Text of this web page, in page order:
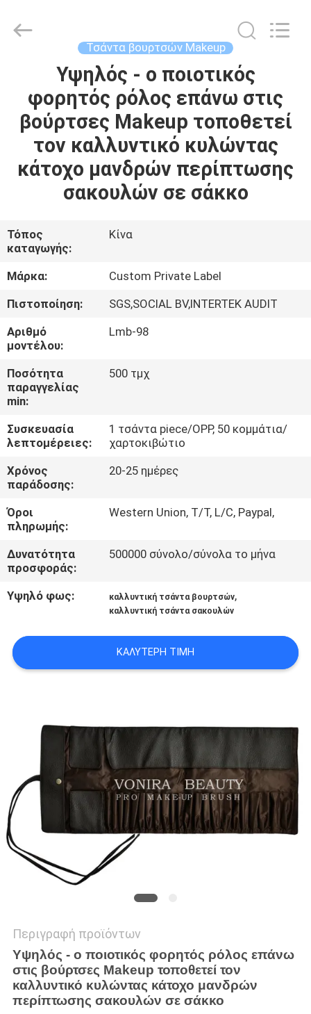
ΠΡΟΪΌΝΤΑ
ΠΕΡΊΠΟΥ
ΓΎΡΟΣ
ΕΡΓΟΣΤΑΣΊΩΝ
ΠΟΙΟΤΙΚΌΣ
ΈΛΕΓΧΟΣ
SITEMAP
PRIVACY
POLICY
Τσάντα βουρτσών Makeup
Υψηλός - ο ποιοτικός
φορητός ρόλος επάνω στις
βούρτσες Makeup τοποθετεί
τον καλλυντικό κυλώντας
κάτοχο μανδρών περίπτωσης
σακουλών σε σάκκο
Τόπος
καταγωγής:
Κίνα
Μάρκα:
Custom Private Label
Πιστοποίηση:
SGS,SOCIAL BV,INTERTEK AUDIT
Αριθμό
μοντέλου:
Lmb-98
Ποσότητα
παραγγελίας
min:
500 τμχ
Συσκευασία
λεπτομέρειες:
1 τσάντα piece/OPP, 50 κομμάτια/
χαρτοκιβώτιο
Χρόνος
παράδοσης:
20-25 ημέρες
Όροι
πληρωμής:
Western Union, T/T, L/C, Paypal,
Δυνατότητα
προσφοράς:
500000 σύνολο/σύνολα το μήνα
Υψηλό φως: καλλυντική τσάντα βουρτσών,
καλλυντική τσάντα σακουλών
ΚΑΛΎΤΕΡΗ ΤΙΜΉ
Περιγραφή προϊόντων
Υψηλός - ο ποιοτικός φορητός ρόλος επάνω
στις βούρτσες Makeup τοποθετεί τον
καλλυντικό κυλώντας κάτοχο μανδρών
περίπτωσης σακουλών σε σάκκο